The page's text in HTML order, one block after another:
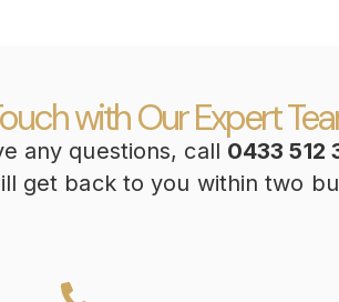
with Our Expert
any questions, call 0433 512
get back to you within two